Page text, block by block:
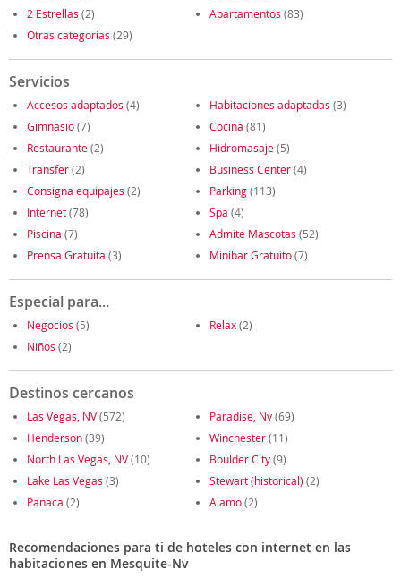
2 Estrellas (2) Apartamentos (83)
Otras categorías (29)
Servicios
Accesos adaptados (4) Habitaciones adaptadas (3)
Gimnasio(7) Cocina (81)
Restaurante(2) Hidromasaje(5)
Transfer(2) Business Center(4)
Consigna equipajes (2) Parking(113)
Internet(78) Spa (4)
Piscina (7) Admite Mascotas (52)
Prensa Gratuita (3) Minibar Gratuito(7)
Especial para...
Negocios (5) Relax(2)
Niños (2)
Destinos cercanos
Las Vegas, NV(572) Paradise, Nv(69)
Henderson(39) Winchester(11)
North Las Vegas, NV(10) Boulder City(9)
Lake Las Vegas (3) Stewart (historical) (2)
Panaca (2) Alamo(2)
Recomendaciones para ti de hoteles con internet en las
habitaciones en Mesquite-Nv